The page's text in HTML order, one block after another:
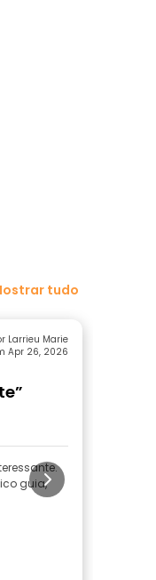
tudo
Larrieu Marie
Apr 26, 2026
guia,